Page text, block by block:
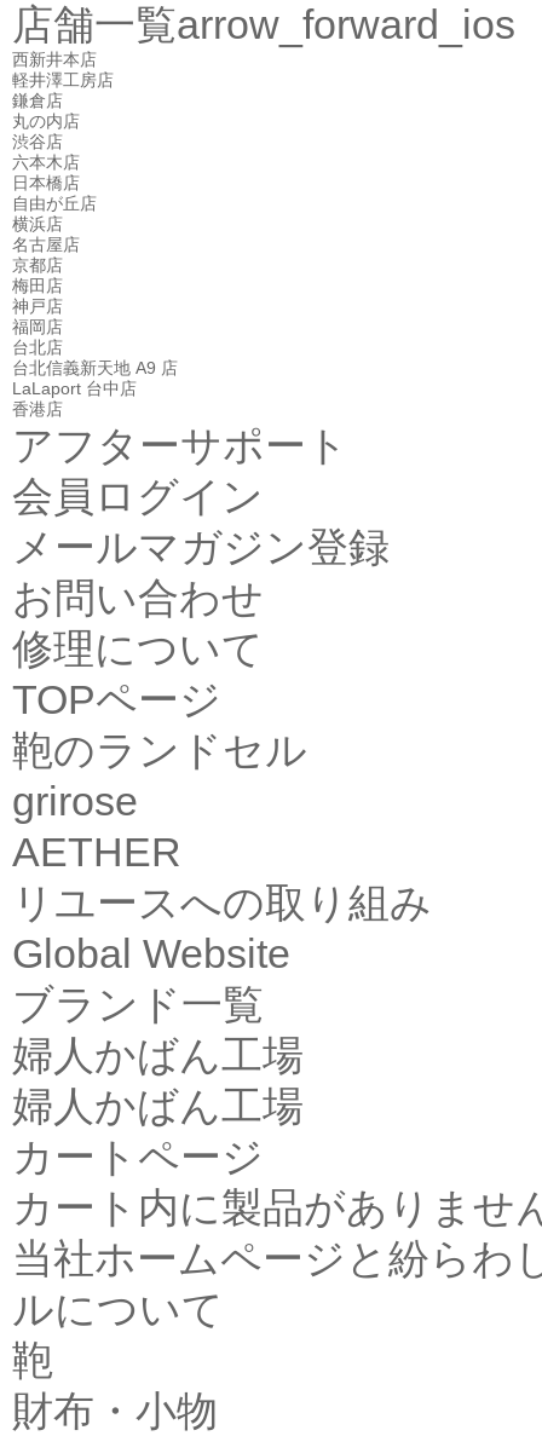
店舗一覧arrow_forward_ios
西新井本店
軽井澤工房店
鎌倉店
丸の内店
渋谷店
六本木店
日本橋店
自由が丘店
横浜店
名古屋店
京都店
梅田店
神戸店
福岡店
台北店
台北信義新天地 A9 店
LaLaport 台中店
香港店
アフターサポート
会員ログイン
メールマガジン登録
お問い合わせ
修理について
TOPページ
鞄のランドセル
grirose
AETHER
リユースへの取り組み
Global Website
ブランド一覧
婦人かばん工場
婦人かばん工場
カートページ
カート内に製品がありませ
当社ホームページと紛らわ
ルについて
鞄
財布・小物